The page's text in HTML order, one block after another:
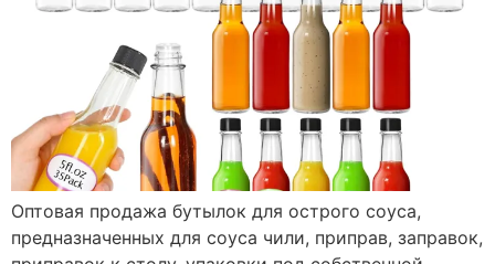
Оптовая продажа бутылок для острого соуса,
предназначенных для соуса чили, приправ, заправок,